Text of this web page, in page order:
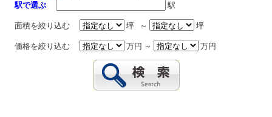
駅で選ぶ
駅
面積を絞り込む 坪 ～ 坪
価格を絞り込む 万円 ～ 万円